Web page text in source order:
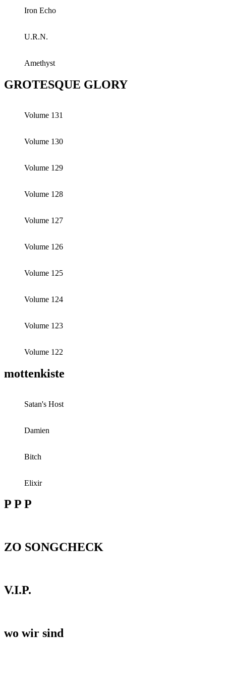
Iron Echo
U.R.N.
Amethyst
GROTESQUE GLORY
Volume 131
Volume 130
Volume 129
Volume 128
Volume 127
Volume 126
Volume 125
Volume 124
Volume 123
Volume 122
mottenkiste
Satan's Host
Damien
Bitch
Elixir
P P P
ZO SONGCHECK
V.I.P.
wo wir sind